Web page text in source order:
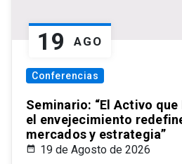
19 AGO
Conferencias
Seminario: “El Activo
el envejecimiento
mercados y estrategia”
19 de Agosto de 2026